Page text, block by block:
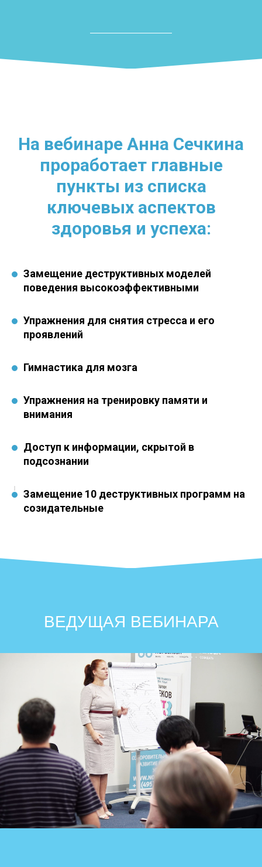
На вебинаре Анна Сечкина
проработает главные
пункты из списка
ключевых аспектов
здоровья и успеха:
Замещение деструктивных моделей
поведения высокоэффективными
Упражнения для снятия стресса и его
проявлений
Гимнастика для мозга
Упражнения на тренировку памяти и
внимания
Доступ к информации, скрытой в
подсознании
Замещение 10 деструктивных программ на
созидательные
ВЕДУЩАЯ ВЕБИНАРА